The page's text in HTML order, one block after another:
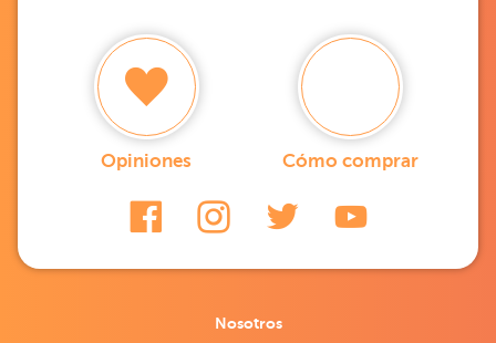
Opiniones Cómo comprar
Nosotros